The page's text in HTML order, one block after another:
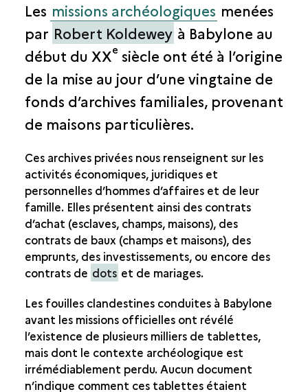
HISTORIQUE
LA VILLE DES DIEUX
LA VILLE DU ROI
HISTOIRE CULTURELLE
VIE QUOTIDIENNE
LA CULTURE MATÉRIELLE À L’ÉPOQUE NÉO-
BABYLONIENNE
LA VIE ÉCONOMIQUE ET SOCIALE AU PREMIER
MILLÉNAIRE
Les missions archéologiques menées
par Robert Koldewey à Babylone au
début du XXe siècle ont été à l’origine
de la mise au jour d’une vingtaine de
fonds d’archives familiales, provenant
de maisons particulières.
Ces archives privées nous renseignent sur les
activités économiques, juridiques et
personnelles d’hommes d’affaires et de leur
famille. Elles présentent ainsi des contrats
d’achat (esclaves, champs, maisons), des
contrats de baux (champs et maisons), des
emprunts, des investissements, ou encore des
contrats de dots et de mariages.
Les fouilles clandestines conduites à Babylone
avant les missions officielles ont révélé
l’existence de plusieurs milliers de tablettes,
mais dont le contexte archéologique est
irrémédiablement perdu. Aucun document
n’indique comment ces tablettes étaient